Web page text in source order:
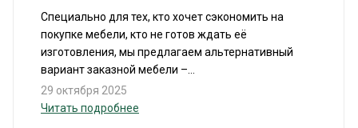
Специально для тех, кто хочет сэкономить на
покупке мебели, кто не готов ждать её
изготовления, мы предлагаем альтернативный
вариант заказной мебели –...
29 октября 2025
Читать подробнее